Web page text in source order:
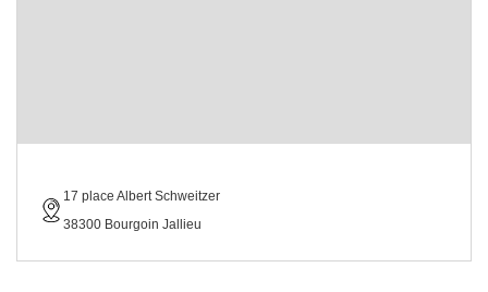
17 place Albert Schweitzer
38300 Bourgoin Jallieu